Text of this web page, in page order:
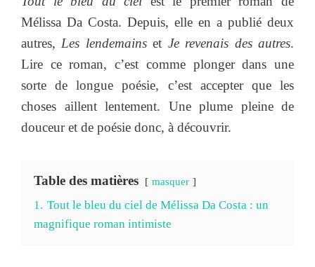
Mélissa Da Costa. Depuis, elle en a publié deux
autres, Les lendemainset Je revenais des autres.
Lire ce roman, c’est comme plonger dans une
sorte de longue poésie, c’est accepter que les
choses aillent lentement. Une plume pleine de
douceur et de poésie donc, à découvrir.
Table des matières masquer
1. Tout le bleu du ciel de Mélissa Da Costa : un
magnifique roman intimiste